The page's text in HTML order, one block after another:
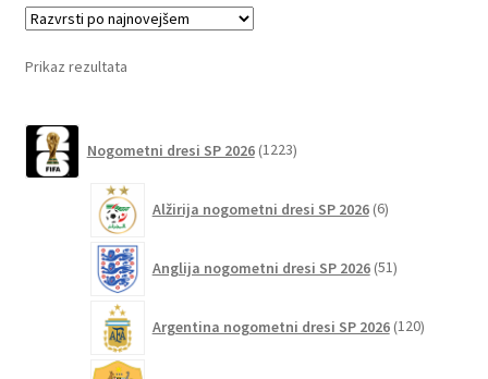
Prikaz rezultata
Nogometni dresi SP 2026 1223izdelkov
Alžirija nogometni dresi SP 2026 6izdelkov
Anglija nogometni dresi SP 2026 51izdelkov
Argentina nogometni dresi SP 2026 120izdelkov